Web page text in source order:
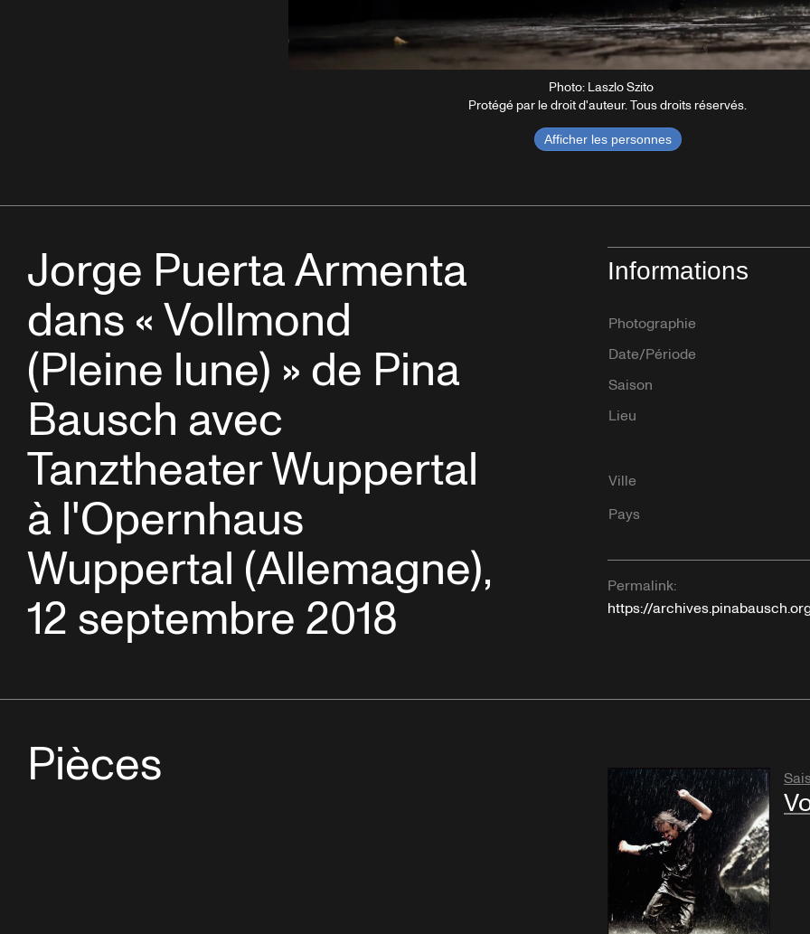
Photo: Laszlo Szito
Protégé par le droit d'auteur. Tous droits réservés.
Afficher les personnes
Jorge Puerta Armenta
dans « Vollmond
(Pleine lune) » de Pina
Bausch avec
Tanztheater Wuppertal
à l'Opernhaus
Wuppertal (Allemagne),
12 septembre 2018
Informations
Photographie
Date/Période
Saison
Lieu
Ville
Pays
Permalink:
https://
Pièces